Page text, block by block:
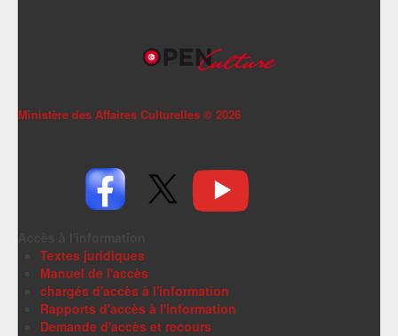
Ministère des Affaires Culturelles © 2026
Textes juridiques
Manuel de l'accès
chargés d'accès à l'information
Rapports d'accès à l'information
Demande d'accès et recours